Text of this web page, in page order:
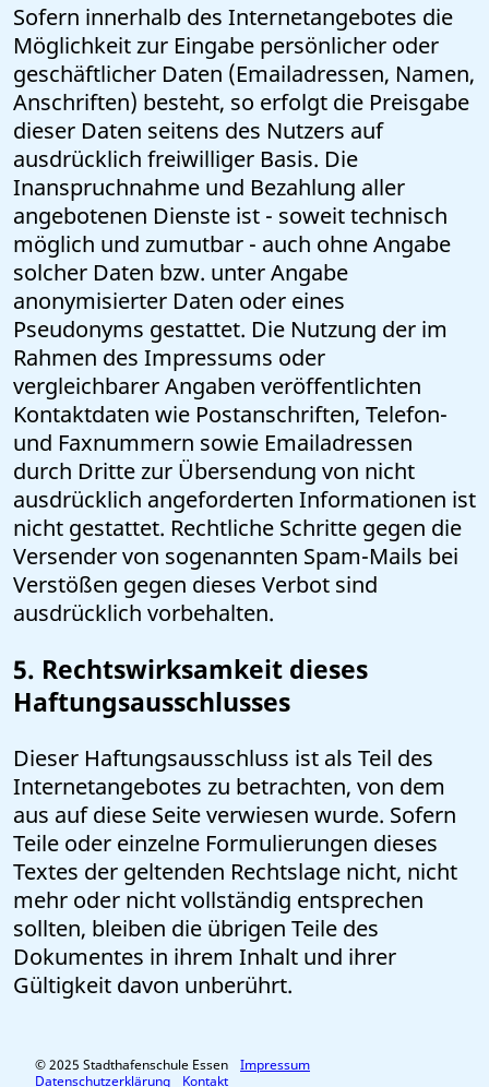
Sofern innerhalb des Internetangebotes die
Möglichkeit zur Eingabe persönlicher oder
geschäftlicher Daten (Emailadressen, Namen,
Anschriften) besteht, so erfolgt die Preisgabe
dieser Daten seitens des Nutzers auf
ausdrücklich freiwilliger Basis. Die
Inanspruchnahme und Bezahlung aller
angebotenen Dienste ist - soweit technisch
möglich und zumutbar - auch ohne Angabe
solcher Daten bzw. unter Angabe
anonymisierter Daten oder eines
Pseudonyms gestattet. Die Nutzung der im
Rahmen des Impressums oder
vergleichbarer Angaben veröffentlichten
Kontaktdaten wie Postanschriften, Telefon-
und Faxnummern sowie Emailadressen
durch Dritte zur Übersendung von nicht
ausdrücklich angeforderten Informationen ist
nicht gestattet. Rechtliche Schritte gegen die
Versender von sogenannten Spam-Mails bei
Verstößen gegen dieses Verbot sind
ausdrücklich vorbehalten.
5. Rechtswirksamkeit dieses
Haftungsausschlusses
Dieser Haftungsausschluss ist als Teil des
Internetangebotes zu betrachten, von dem
aus auf diese Seite verwiesen wurde. Sofern
Teile oder einzelne Formulierungen dieses
Textes der geltenden Rechtslage nicht, nicht
mehr oder nicht vollständig entsprechen
sollten, bleiben die übrigen Teile des
Dokumentes in ihrem Inhalt und ihrer
Gültigkeit davon unberührt.
© 2025 Stadthafenschule Essen
Impressum
Datenschutzerklärung
Kontakt